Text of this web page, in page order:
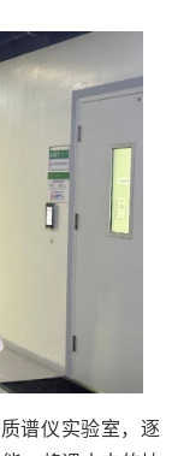
谱仪实验室，逐